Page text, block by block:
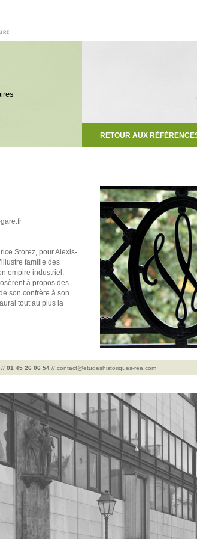
RETOUR AUX
gare.fr
Storez, pour Alexis-
famille des
empire industriel.
à propos des
son confrère à son
tout au plus la
// 01 45 26 06 54 // contact@etudeshistoriques-rea.com